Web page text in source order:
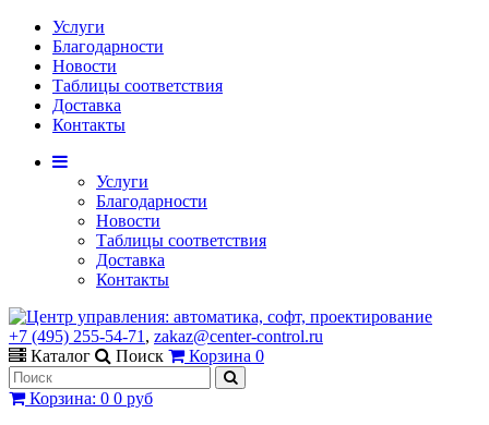
Услуги
Благодарности
Новости
Таблицы соответствия
Доставка
Контакты
Услуги
Благодарности
Новости
Таблицы соответствия
Доставка
Контакты
+7 (495) 255-54-71 , zakaz@center-control.ru
Каталог
Поиск Корзина 0
Корзина: 0 0 руб